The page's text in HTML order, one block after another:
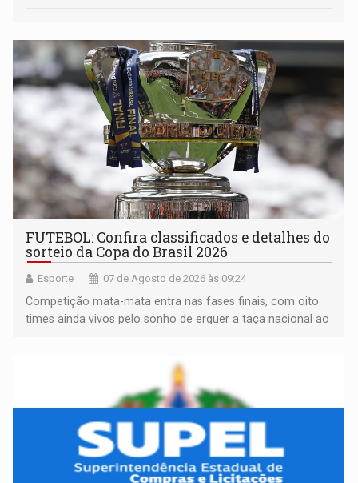
FUTEBOL: Confira classificados e detalhes do
sorteio da Copa do Brasil 2026
Esporte 07 de Agosto de 2026 às 09:24
Competição mata-mata entra nas fases finais, com oito
times ainda vivos pelo sonho de erguer a taça nacional ao